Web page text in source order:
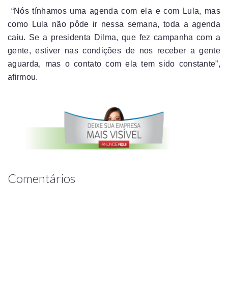
“Nós tínhamos uma agenda com ela e com Lula, mas
como Lula não pôde ir nessa semana, toda a agenda
caiu. Se a presidenta Dilma, que fez campanha com a
gente, estiver nas condições de nos receber a gente
aguarda, mas o contato com ela tem sido constante”,
afirmou.
Comentários